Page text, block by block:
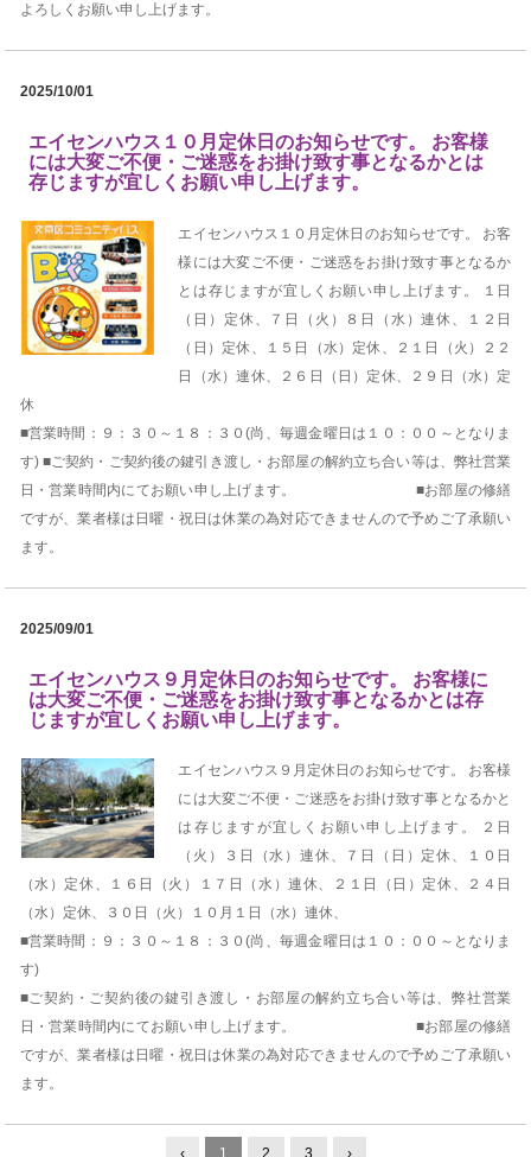
よろしくお願い申し上げます。
2025/10/01
エイセンハウス１０月定休日のお知らせです。 お客様
には大変ご不便・ご迷惑をお掛け致す事となるかとは
存じますが宜しくお願い申し上げます。
エイセンハウス１０月定休日のお知らせです。 お客
様には大変ご不便・ご迷惑をお掛け致す事となるか
とは存じますが宜しくお願い申し上げます。 １日
（日）定休、７日（火）８日（水）連休、１２日
（日）定休、１５日（水）定休、２１日（火）２２
日（水）連休、２６日（日）定休、２９日（水）定
休
■営業時間：９：３０～１８：３０(尚、毎週金曜日は１０：００～となりま
す) ■ご契約・ご契約後の鍵引き渡し・お部屋の解約立ち合い等は、弊社営業
日・営業時間内にてお願い申し上げます。 ■お部屋の修繕
ですが、業者様は日曜・祝日は休業の為対応できませんので予めご了承願い
ます。
2025/09/01
エイセンハウス９月定休日のお知らせです。 お客様に
は大変ご不便・ご迷惑をお掛け致す事となるかとは存
じますが宜しくお願い申し上げます。
エイセンハウス９月定休日のお知らせです。 お客様
には大変ご不便・ご迷惑をお掛け致す事となるかと
は存じますが宜しくお願い申し上げます。 ２日
（火）３日（水）連休、７日（日）定休、１０日
（水）定休、１６日（火）１７日（水）連休、２１日（日）定休、２４日
（水）定休、３０日（火）１０月１日（水）連休、
■営業時間：９：３０～１８：３０(尚、毎週金曜日は１０：００～となりま
す)
■ご契約・ご契約後の鍵引き渡し・お部屋の解約立ち合い等は、弊社営業
日・営業時間内にてお願い申し上げます。 ■お部屋の修繕
ですが、業者様は日曜・祝日は休業の為対応できませんので予めご了承願い
ます。
‹ 1 2 3 ›